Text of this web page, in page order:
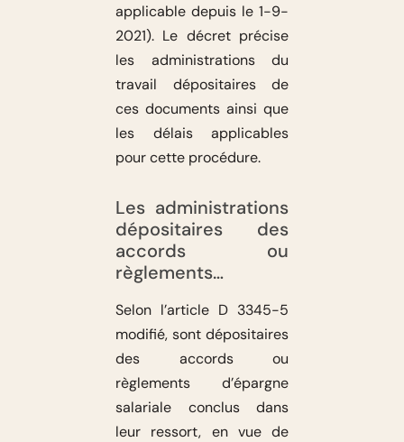
applicable depuis le 1-9-
2021). Le décret précise
les administrations du
travail dépositaires de
ces documents ainsi que
les délais applicables
pour cette procédure.
Les administrations
dépositaires des
accords ou
règlements…
Selon l’article D 3345-5
modifié, sont dépositaires
des accords ou
règlements d’épargne
salariale conclus dans
leur ressort, en vue de